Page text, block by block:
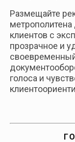
Размещайте
клиентов с
прозрачное и
голоса и